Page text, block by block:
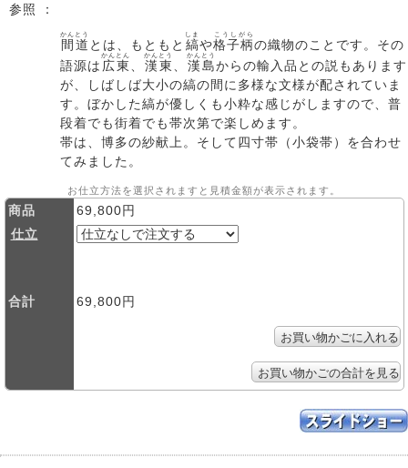
参照 ：
間道
かんとう
とは、もともと 縞
しま
や格子柄
こうしがら
の織物のことです。その
語源は 広東
かんとん
、 漢東
かんとう
、 漢島
かんとう
からの輸入品との説もあります
が、しばしば大小の縞の間に多様な文様が配されていま
す。ぼかした縞が優しくも小粋な感じがしますので、普
段着でも街着でも帯次第で楽しめます。
帯は、博多の紗献上。そして四寸帯（小袋帯）を合わせ
てみました。
お仕立方法を選択されますと見積金額が表示されます。
商品
69,800円
仕立
合計 69,800円